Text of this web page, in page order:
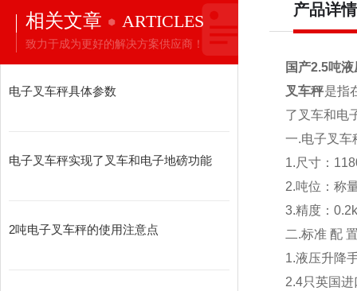
相关文章 ARTICLES
致力于成为更好的解决方案供应商！
电子叉车秤具体参数
电子叉车秤实现了叉车和电子地磅功能
2吨电子叉车秤的使用注意点
产品详情
国产2.5吨
叉车秤是指
了叉车和电
一.电子叉车
1.尺寸：
2.吨位：称
3.精度：
二.标准 配
1.液压升降
2.4只英国